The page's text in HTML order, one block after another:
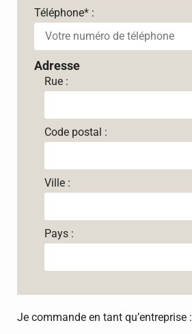
Téléphone* :
Adresse
Rue :
Code postal :
Ville :
Pays :
Je commande en tant qu’entreprise :